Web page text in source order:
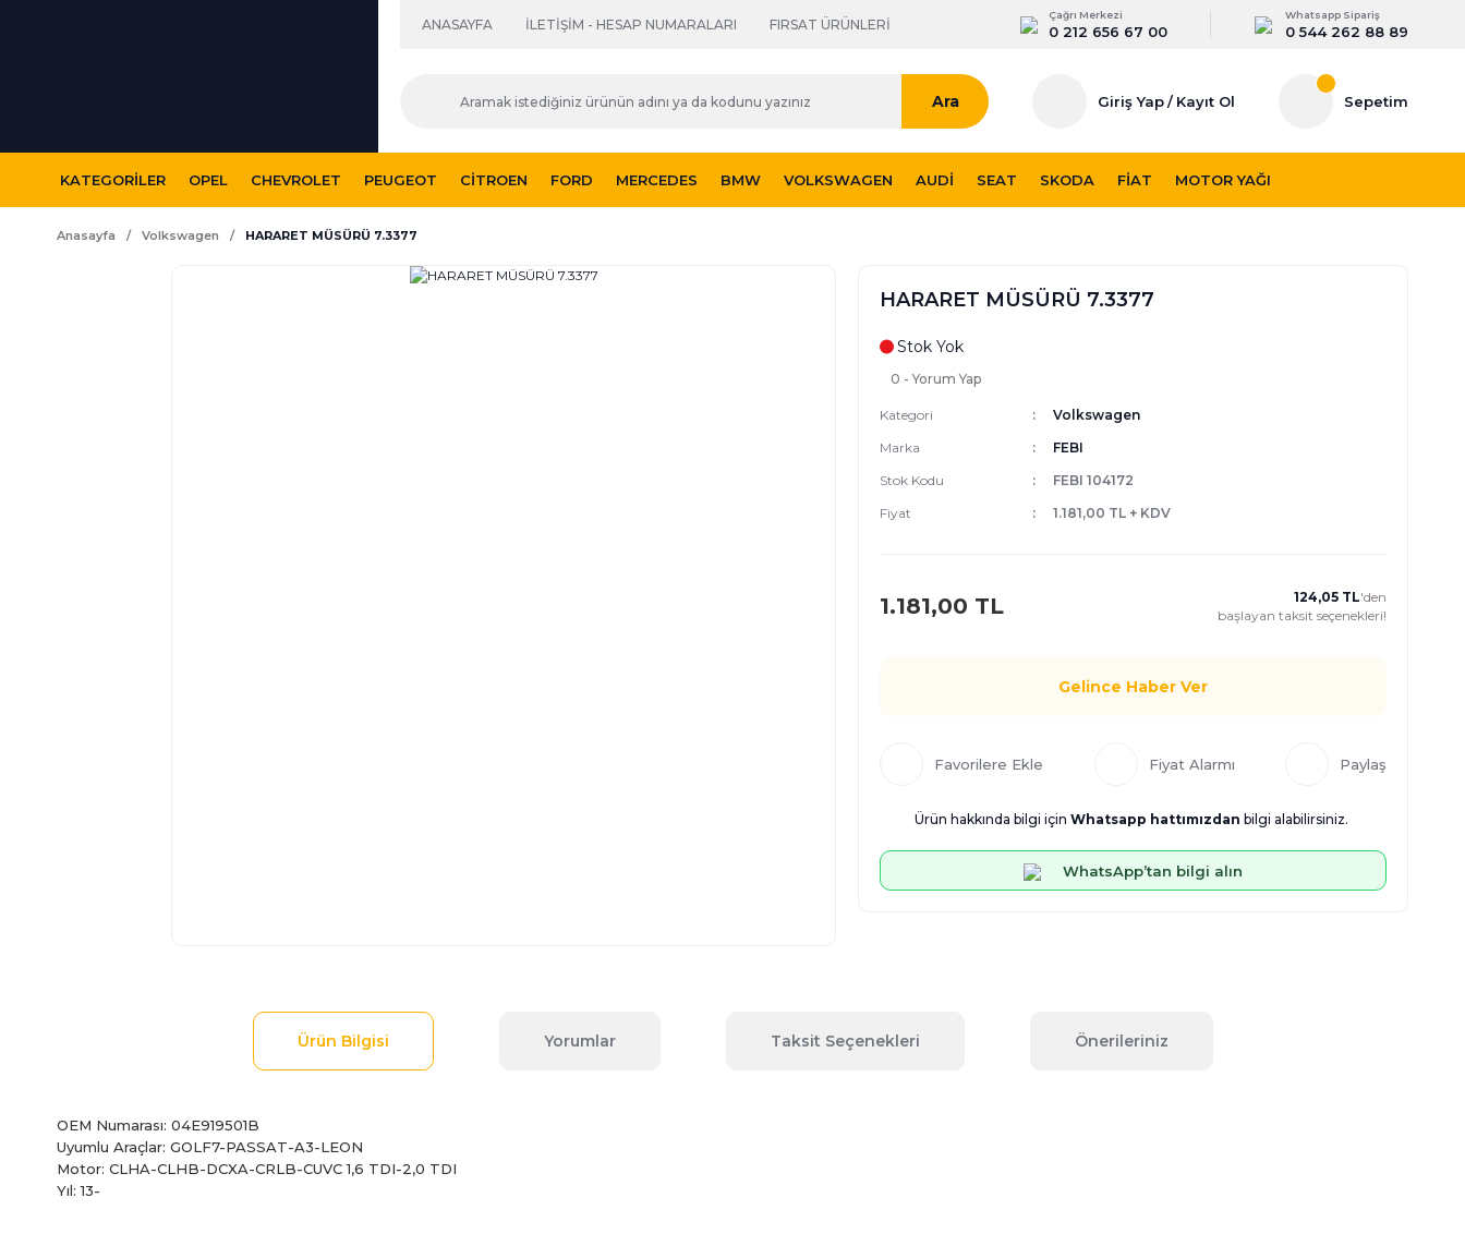
ANASAYFA İLETİŞİM - HESAP NUMARALARI FIRSAT ÜRÜNLERİ
Çağrı Merkezi
0 212 656 67 00
Whatsapp Sipariş
0 544 262 88 89
Ara Giriş Yap/ Kayıt Ol Sepetim
KATEGORILER OPEL CHEVROLET PEUGEOT CITROEN FORD MERCEDES BMW VOLKSWAGEN AUDI SEAT SKODA FIAT MOTOR YAĞI
Anasayfa Volkswagen HARARET MÜSÜRÜ 7.3377
HARARET MÜSÜRÜ 7.3377
Stok Yok
0 - Yorum Yap
Kategori
Volkswagen
Marka
FEBI
Stok Kodu
FEBI 104172
Fiyat
1.181,00 TL + KDV
1.181,00 TL 124,05 TL'den
başlayan taksit seçenekleri!
Gelince Haber Ver
Fiyat Alarmı Paylaş
Ürün hakkında bilgi için Whatsapp hattımızdan bilgi alabilirsiniz.
WhatsApp’tan bilgi alın
Ürün Bilgisi Yorumlar Taksit Seçenekleri Önerileriniz
OEM Numarası: 04E919501B
Uyumlu Araçlar: GOLF7-PASSAT-A3-LEON
Motor: CLHA-CLHB-DCXA-CRLB-CUVC 1,6 TDI-2,0 TDI
Yıl: 13-